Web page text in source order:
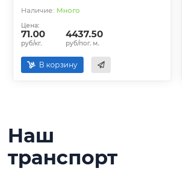
Много
Цена:
71.00
руб/кг.
4437.50
руб/пог. м.
В корзину
Наш
транспорт